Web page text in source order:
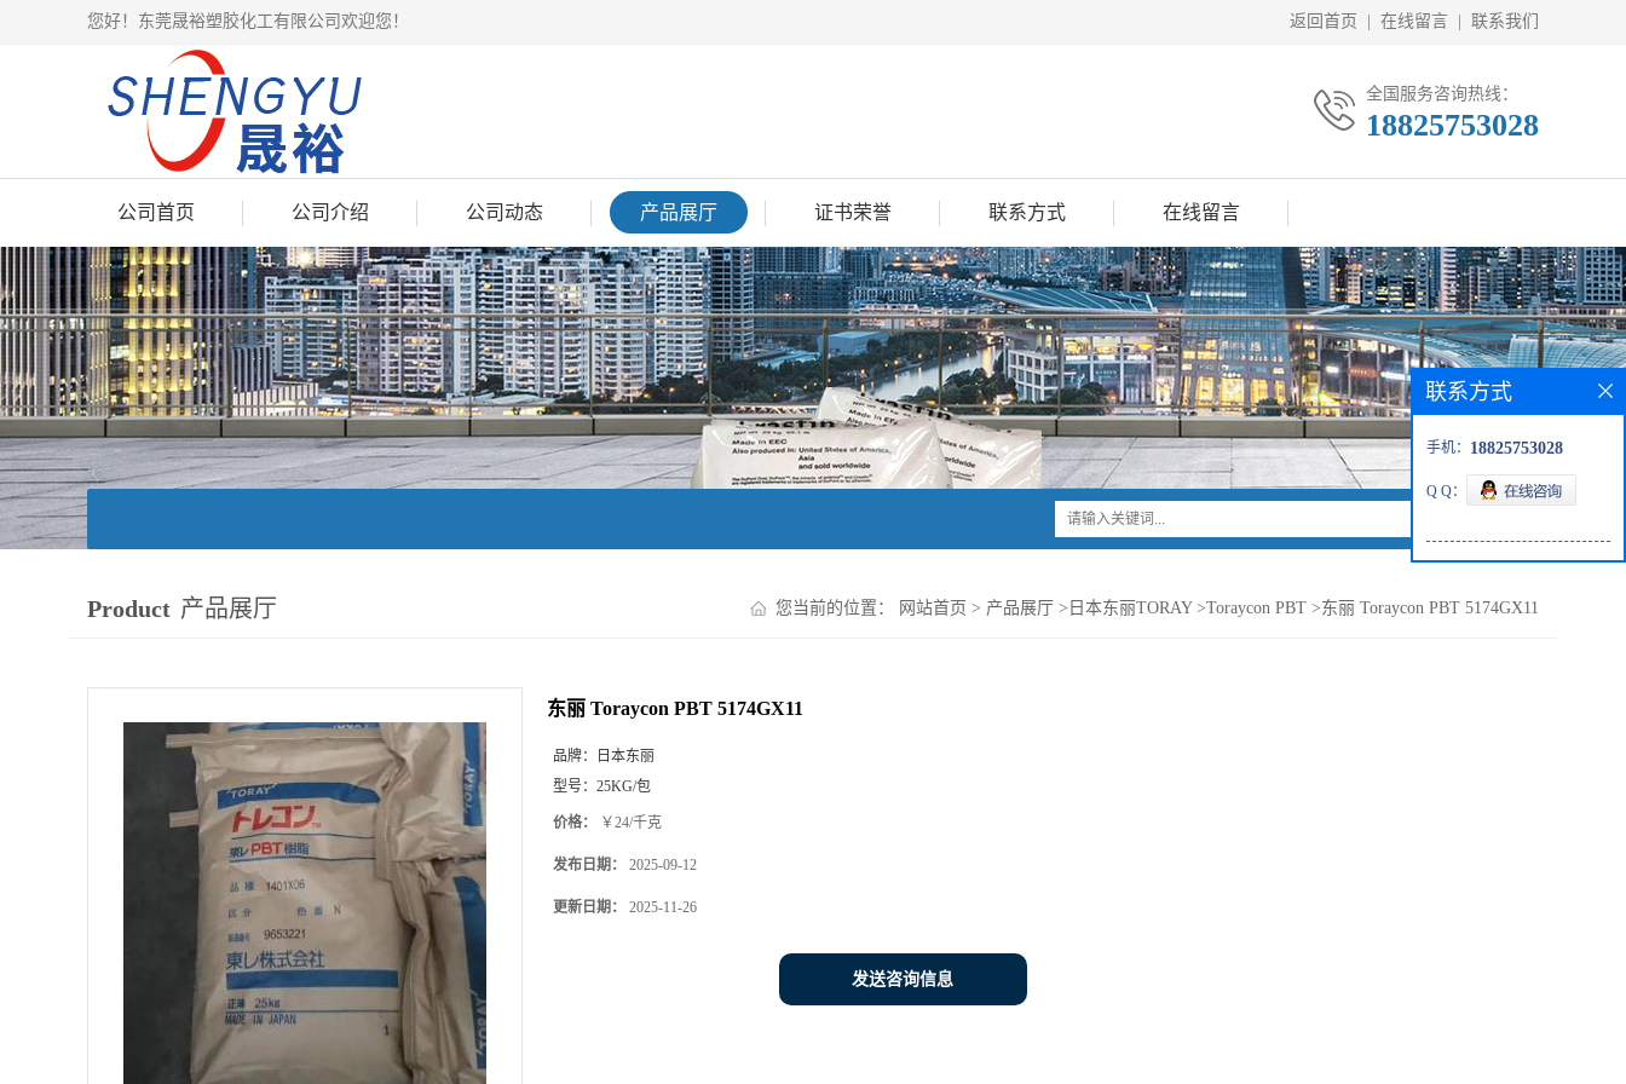
您好！东莞晟裕塑胶化工有限公司欢迎您！ 返回首页 在线留言 联系我们
全国服务咨询热线：
18825753028
公司首页 公司介绍 公司动态 产品展厅 证书荣誉 联系方式 在线留言
Product 产品展厅 您当前的位置： 网站首页 > 产品展厅 > 日本东丽TORAY>Toraycon PBT >东丽 Toraycon PBT 5174GX11
东丽 Toraycon PBT 5174GX11
品牌：
日本东丽
型号： 25KG/包
价格： ￥24/千克
发布日期： 2025-09-12
更新日期： 2025-11-26
发送咨询信息
联系方式
手机： 18825753028
Q Q：